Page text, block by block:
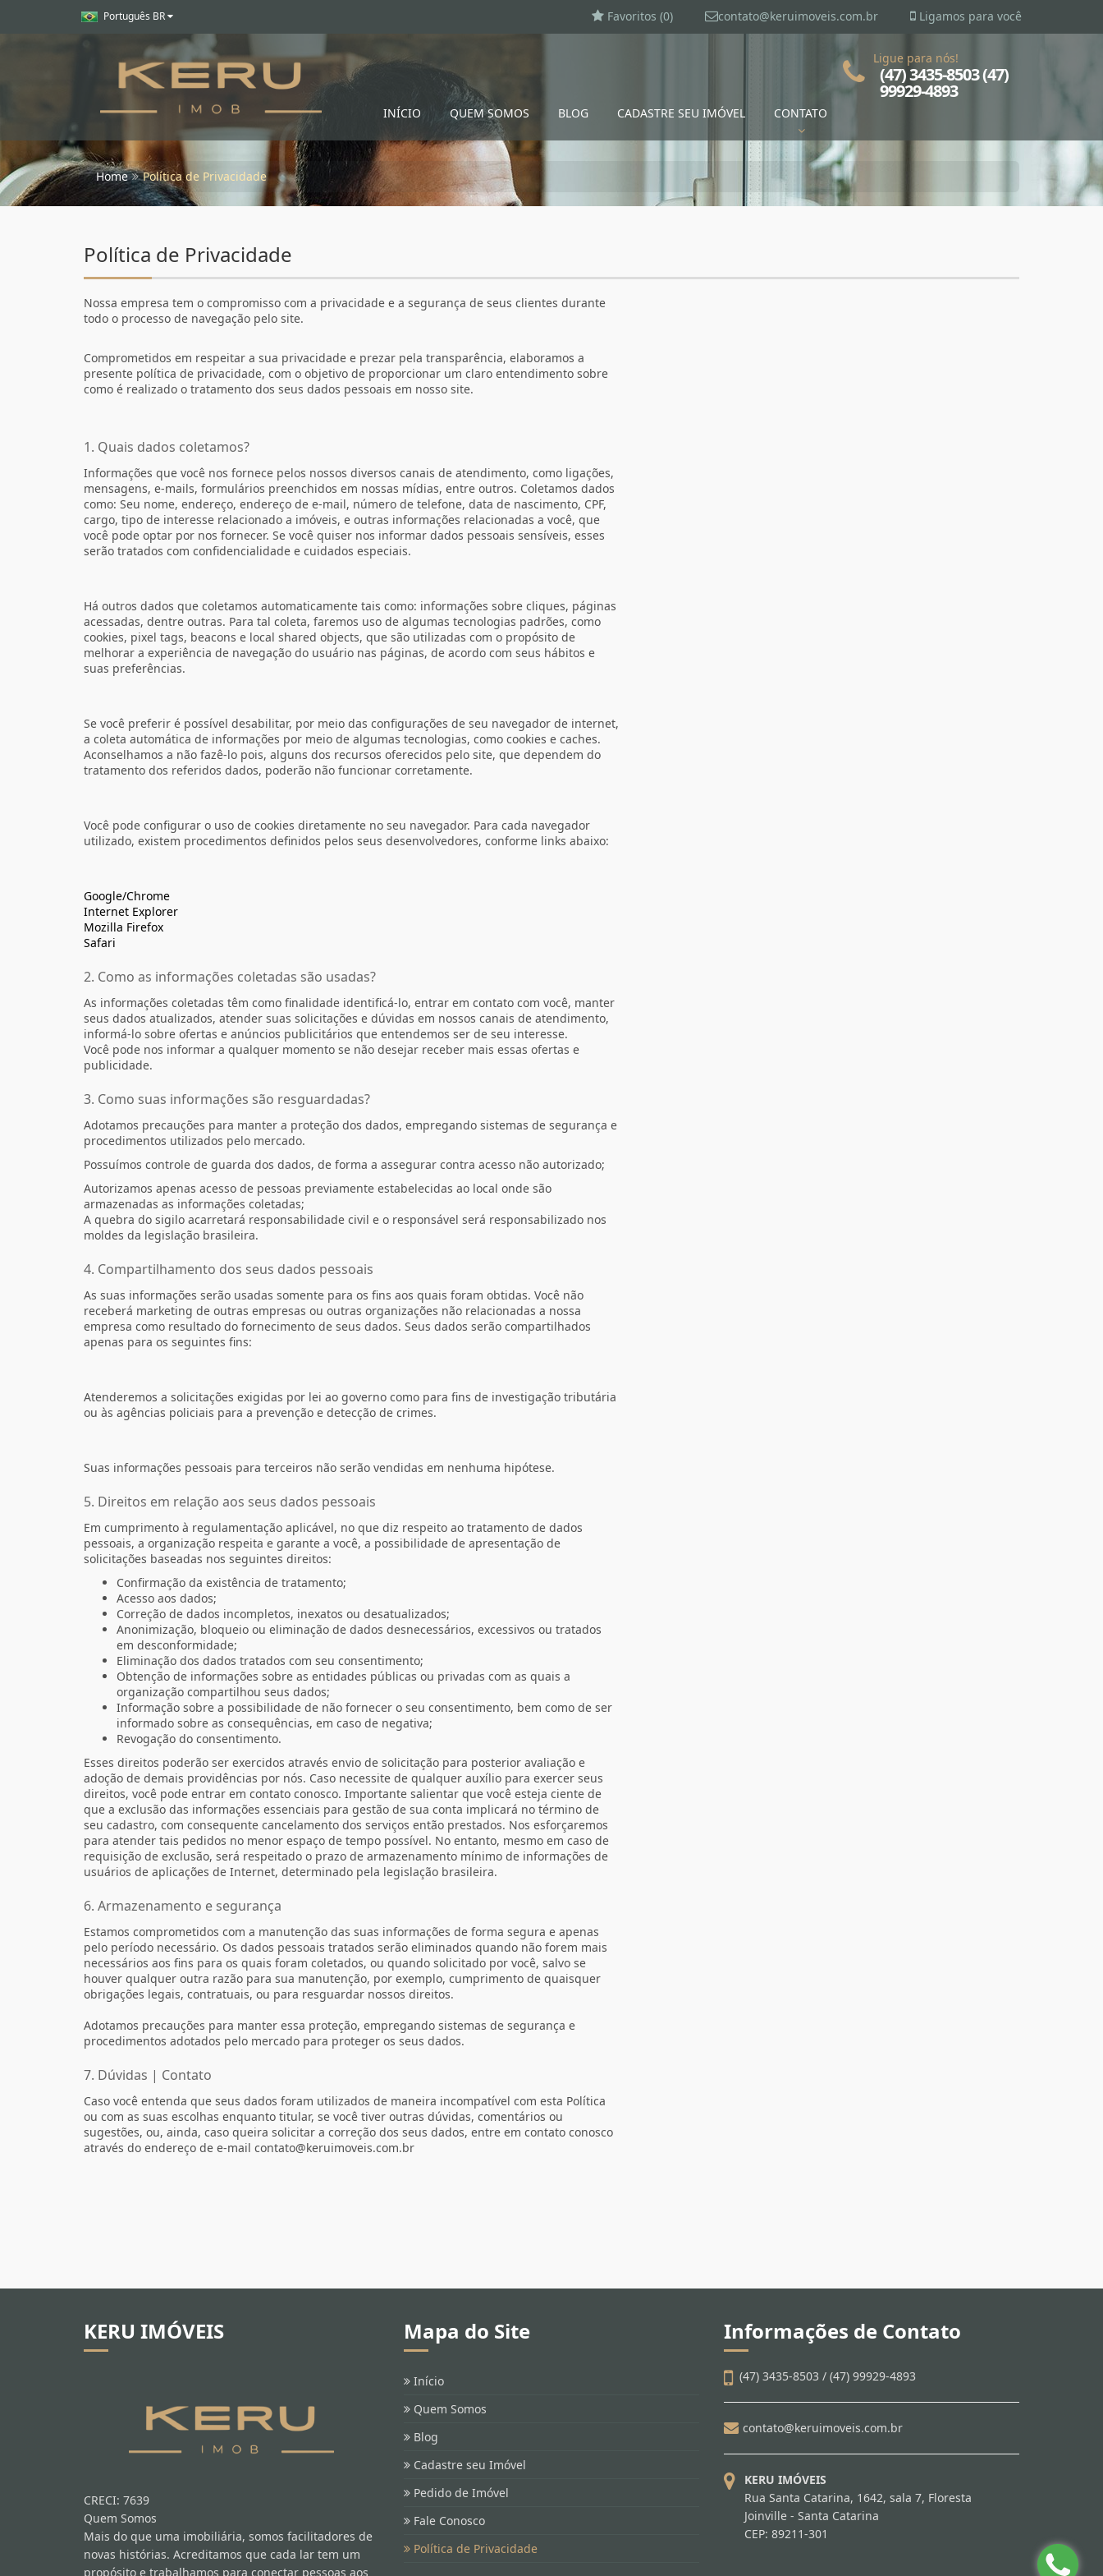
Português BR Ligamos para você
contato@keruimoveis.com.br
Favoritos (0)
INÍCIO QUEM SOMOS BLOG CADASTRE SEU IMÓVEL CONTATO
Ligue para nós!
(47) 3435-8503 (47)
99929-4893
Home Política de Privacidade
Política de Privacidade
Nossa empresa tem o compromisso com a privacidade e a segurança de seus clientes durante
todo o processo de navegação pelo site.
Comprometidos em respeitar a sua privacidade e prezar pela transparência, elaboramos a
presente política de privacidade, com o objetivo de proporcionar um claro entendimento sobre
como é realizado o tratamento dos seus dados pessoais em nosso site.
1. Quais dados coletamos?
Informações que você nos fornece pelos nossos diversos canais de atendimento, como ligações,
mensagens, e-mails, formulários preenchidos em nossas mídias, entre outros. Coletamos dados
como: Seu nome, endereço, endereço de e-mail, número de telefone, data de nascimento, CPF,
cargo, tipo de interesse relacionado a imóveis, e outras informações relacionadas a você, que
você pode optar por nos fornecer. Se você quiser nos informar dados pessoais sensíveis, esses
serão tratados com confidencialidade e cuidados especiais.
Há outros dados que coletamos automaticamente tais como: informações sobre cliques, páginas
acessadas, dentre outras. Para tal coleta, faremos uso de algumas tecnologias padrões, como
cookies, pixel tags, beacons e local shared objects, que são utilizadas com o propósito de
melhorar a experiência de navegação do usuário nas páginas, de acordo com seus hábitos e
suas preferências.
Se você preferir é possível desabilitar, por meio das configurações de seu navegador de internet,
a coleta automática de informações por meio de algumas tecnologias, como cookies e caches.
Aconselhamos a não fazê-lo pois, alguns dos recursos oferecidos pelo site, que dependem do
tratamento dos referidos dados, poderão não funcionar corretamente.
Você pode configurar o uso de cookies diretamente no seu navegador. Para cada navegador
utilizado, existem procedimentos definidos pelos seus desenvolvedores, conforme links abaixo:
Google/Chrome
Internet Explorer
Mozilla Firefox
Safari
2. Como as informações coletadas são usadas?
As informações coletadas têm como finalidade identificá-lo, entrar em contato com você, manter
seus dados atualizados, atender suas solicitações e dúvidas em nossos canais de atendimento,
informá-lo sobre ofertas e anúncios publicitários que entendemos ser de seu interesse.
Você pode nos informar a qualquer momento se não desejar receber mais essas ofertas e
publicidade.
3. Como suas informações são resguardadas?
Adotamos precauções para manter a proteção dos dados, empregando sistemas de segurança e
procedimentos utilizados pelo mercado.
Possuímos controle de guarda dos dados, de forma a assegurar contra acesso não autorizado;
Autorizamos apenas acesso de pessoas previamente estabelecidas ao local onde são
armazenadas as informações coletadas;
A quebra do sigilo acarretará responsabilidade civil e o responsável será responsabilizado nos
moldes da legislação brasileira.
4. Compartilhamento dos seus dados pessoais
As suas informações serão usadas somente para os fins aos quais foram obtidas. Você não
receberá marketing de outras empresas ou outras organizações não relacionadas a nossa
empresa como resultado do fornecimento de seus dados. Seus dados serão compartilhados
apenas para os seguintes fins:
Atenderemos a solicitações exigidas por lei ao governo como para fins de investigação tributária
ou às agências policiais para a prevenção e detecção de crimes.
Suas informações pessoais para terceiros não serão vendidas em nenhuma hipótese.
5. Direitos em relação aos seus dados pessoais
Em cumprimento à regulamentação aplicável, no que diz respeito ao tratamento de dados
pessoais, a organização respeita e garante a você, a possibilidade de apresentação de
solicitações baseadas nos seguintes direitos:
Confirmação da existência de tratamento;
Acesso aos dados;
Correção de dados incompletos, inexatos ou desatualizados;
Anonimização, bloqueio ou eliminação de dados desnecessários, excessivos ou tratados
em desconformidade;
Eliminação dos dados tratados com seu consentimento;
Obtenção de informações sobre as entidades públicas ou privadas com as quais a
organização compartilhou seus dados;
Informação sobre a possibilidade de não fornecer o seu consentimento, bem como de ser
informado sobre as consequências, em caso de negativa;
Revogação do consentimento.
Esses direitos poderão ser exercidos através envio de solicitação para posterior avaliação e
adoção de demais providências por nós. Caso necessite de qualquer auxílio para exercer seus
direitos, você pode entrar em contato conosco. Importante salientar que você esteja ciente de
que a exclusão das informações essenciais para gestão de sua conta implicará no término de
seu cadastro, com consequente cancelamento dos serviços então prestados. Nos esforçaremos
para atender tais pedidos no menor espaço de tempo possível. No entanto, mesmo em caso de
requisição de exclusão, será respeitado o prazo de armazenamento mínimo de informações de
usuários de aplicações de Internet, determinado pela legislação brasileira.
6. Armazenamento e segurança
Estamos comprometidos com a manutenção das suas informações de forma segura e apenas
pelo período necessário. Os dados pessoais tratados serão eliminados quando não forem mais
necessários aos fins para os quais foram coletados, ou quando solicitado por você, salvo se
houver qualquer outra razão para sua manutenção, por exemplo, cumprimento de quaisquer
obrigações legais, contratuais, ou para resguardar nossos direitos.
Adotamos precauções para manter essa proteção, empregando sistemas de segurança e
procedimentos adotados pelo mercado para proteger os seus dados.
7. Dúvidas | Contato
Caso você entenda que seus dados foram utilizados de maneira incompatível com esta Política
ou com as suas escolhas enquanto titular, se você tiver outras dúvidas, comentários ou
sugestões, ou, ainda, caso queira solicitar a correção dos seus dados, entre em contato conosco
através do endereço de e-mail contato@keruimoveis.com.br
KERU IMÓVEIS
CRECI: 7639
Quem Somos
Mais do que uma imobiliária, somos facilitadores de
novas histórias. Acreditamos que cada lar tem um
propósito e trabalhamos para conectar pessoas aos
Mapa do Site
Início
Quem Somos
Blog
Cadastre seu Imóvel
Pedido de Imóvel
Fale Conosco
Política de Privacidade
Informações de Contato
(47) 3435-8503 / (47) 99929-4893
contato@keruimoveis.com.br
KERU IMÓVEIS
Rua Santa Catarina, 1642, sala 7, Floresta
Joinville - Santa Catarina
CEP: 89211-301